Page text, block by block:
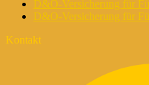
D&O-Versicherung für
D&O-Versicherung für
Kontakt